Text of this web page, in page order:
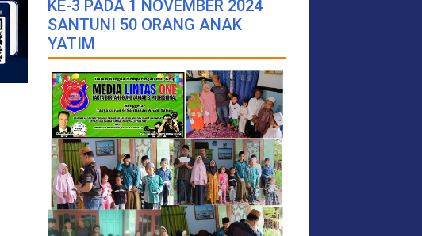
KE-3 PADA 1 NOVEMBER 2024
SANTUNI 50 ORANG ANAK
YATIM